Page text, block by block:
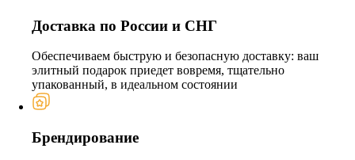
Доставка по России и СНГ
Обеспечиваем быструю и безопасную доставку: ваш
элитный подарок приедет вовремя, тщательно
упакованный, в идеальном состоянии
Брендирование